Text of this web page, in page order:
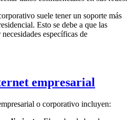
suele tener un soporte más
Esto se debe a que las
específicas de
empresarial
o corporativo incluyen: